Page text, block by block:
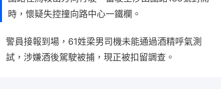
時，懷疑失控撞向路中心一鐵欄。
警員接報到場，61姓梁男司機未能通過酒精呼氣測
試，涉嫌酒後駕駛被捕，現正被扣留調查。